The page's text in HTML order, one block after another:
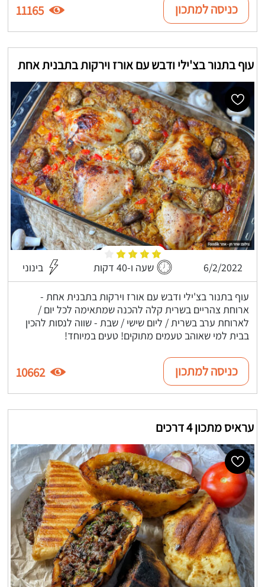
כניסה למתכון 11165
עוף בתנור בצ'ילי ודבש עם אורז וירקות בתבנית אחת
6/2/2022 שעה ו-40 דקות בינוני
עוף בתנור בצ'ילי ודבש עם אורז וירקות בתבנית אחת -
ארוחת צהריים בשרית קלה להכנה שמתאימה לכל יום /
לארוחת ערב בשרית / ליום שישי / שבת - שווה לנסות להכין
בבית למי שאוהב טעמים מתוקים! טעים במיוחד!
כניסה למתכון 10662
עראיס מתכון 4 דרכים